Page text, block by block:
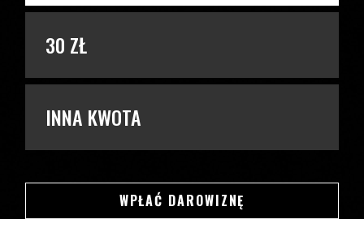
30 ZŁ
INNA KWOTA
WPŁAĆ DAROWIZNĘ